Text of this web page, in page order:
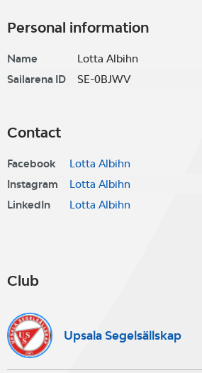
Personal information
Name
Lotta Albihn
Sailarena ID
SE-0BJWV
Contact
Facebook
Lotta Albihn
Instagram
Lotta Albihn
LinkedIn
Lotta Albihn
Club
Upsala Segelsällskap